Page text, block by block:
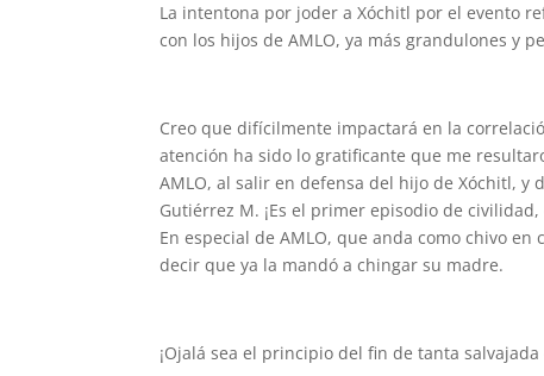
La intentona por joder a Xóchitl por el evento
con los hijos de AMLO, ya más grandulones y
Creo que difícilmente impactará en la
atención ha sido lo gratificante que me
AMLO, al salir en defensa del hijo de Xóchitl,
Gutiérrez M. ¡Es el primer episodio de
En especial de AMLO, que anda como chivo
decir que ya la mandó a chingar su madre.
¡Ojalá sea el principio del fin de tanta salvajada